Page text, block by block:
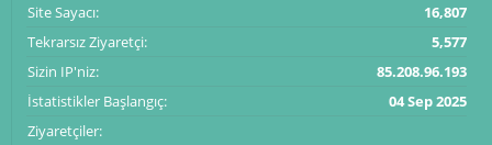
Site Sayacı:
16,807
Tekrarsız Ziyaretçi:
5,577
Sizin IP'niz:
85.208.96.193
İstatistikler Başlangıç:
04 Sep 2025
Ziyaretçiler: